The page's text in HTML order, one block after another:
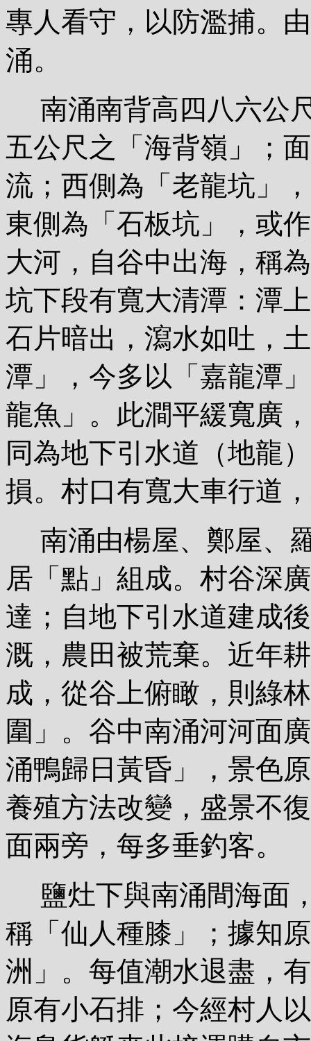
專人看守，以防濫捕。
涌。
南涌南背高四八六公
五公尺之「海背嶺」；
流；西側為「老龍坑」
東側為「石板坑」，或
大河，自谷中出海，稱
坑下段有寬大清潭：潭
石片暗出，瀉水如吐，
潭」，今多以「嘉龍潭
龍魚」。此澗平緩寬廣
同為地下引水道（地龍
損。村口有寬大車行道
南涌由楊屋、鄭屋、
居「點」組成。村谷深
達；自地下引水道建成
溉，農田被荒棄。近年
成，從谷上俯瞰，則綠
圍」。谷中南涌河河面
涌鴨歸日黃昏」，景色
養殖方法改變，盛景不
面兩旁，每多垂釣客。
鹽灶下與南涌間海面
稱「仙人種膝」；據知
洲」。每值潮水退盡，
原有小石排；今經村人